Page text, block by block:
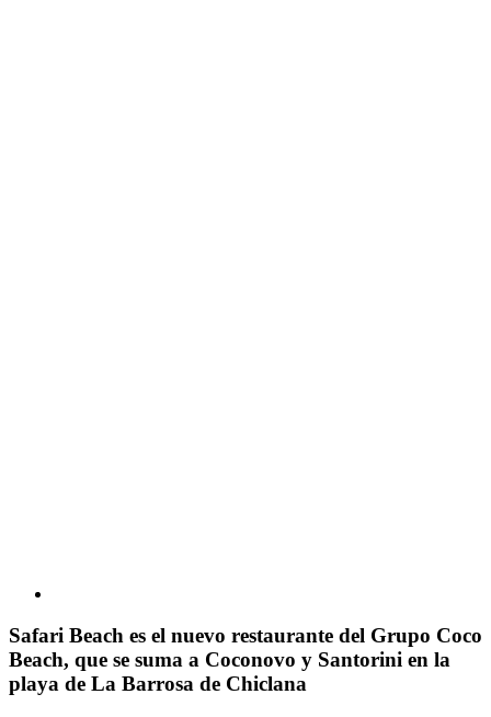
Safari Beach es el nuevo restaurante del Grupo Coco
Beach, que se suma a Coconovo y Santorini en la
playa de La Barrosa de Chiclana